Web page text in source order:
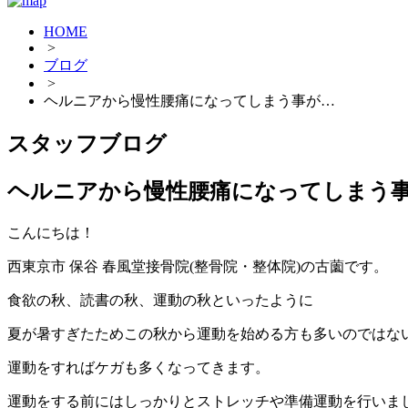
HOME
>
ブログ
>
ヘルニアから慢性腰痛になってしまう事が…
スタッフブログ
ヘルニアから慢性腰痛になってしまう
こんにちは！
西東京市 保谷 春風堂接骨院(整骨院・整体院)の古薗です。
食欲の秋、読書の秋、運動の秋といったように
夏が暑すぎたためこの秋から運動を始める方も多いのではな
運動をすればケガも多くなってきます。
運動をする前にはしっかりとストレッチや準備運動を行いま